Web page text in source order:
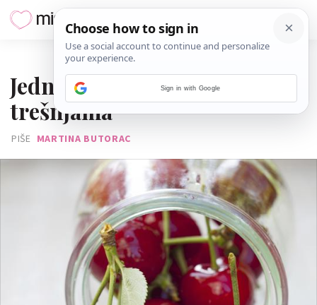
Jednostavni recepti s
trešnjama
PIŠE MARTINA BUTORAC
Sign in with Google